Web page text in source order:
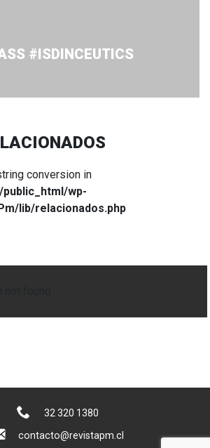
#ISDINCEUTICS
conversion in
wp-
lib/relacionados.php
32 320 1380
contacto@revistapm.cl